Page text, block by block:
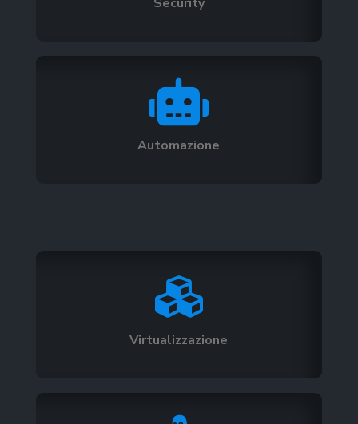

Automazione

Virtualizzazione